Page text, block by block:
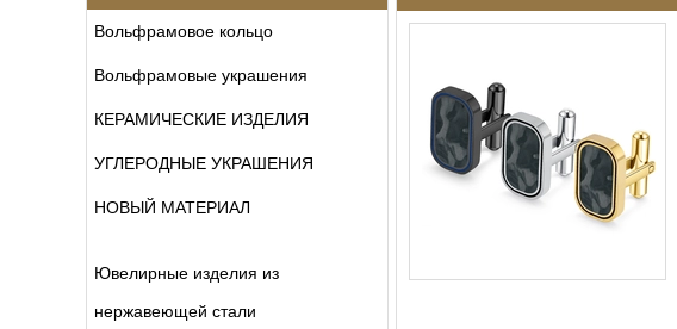
Вольфрамовое кольцо
Вольфрамовые украшения
КЕРАМИЧЕСКИЕ ИЗДЕЛИЯ
УГЛЕРОДНЫЕ УКРАШЕНИЯ
НОВЫЙ МАТЕРИАЛ
Ювелирные изделия из
нержавеющей стали